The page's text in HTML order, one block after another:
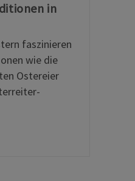
in
faszinieren
wie die
Ostereier